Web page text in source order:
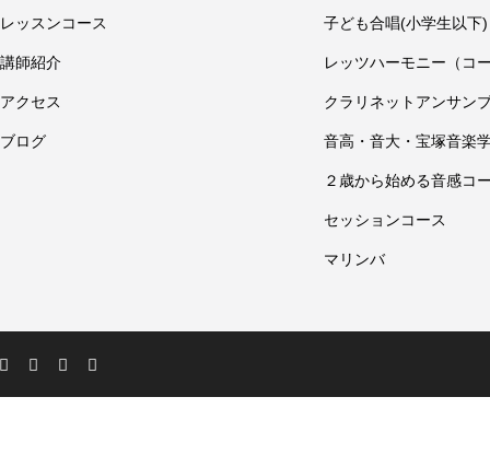
レッスンコース
講師紹介
アクセス
ブログ
子ども合唱(小学生以下)
レッツハーモニー（コ
クラリネットアンサン
音高・音大・宝塚音楽
２歳から始める音感コ
セッションコース
マリンバ